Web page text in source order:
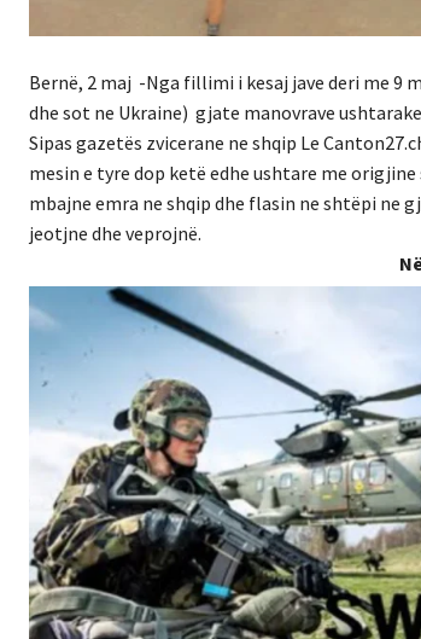
Bernë, 2 maj -Nga fillimi i kesaj jave deri me 9
dhe sot ne Ukraine) gjate manovrave
Sipas gazetës zvicerane ne shqip Le
mesin e tyre dop ketë edhe ushtare me
mbajne emra ne shqip dhe flasin ne shtëpi ne
jeotjne dhe veprojnë.